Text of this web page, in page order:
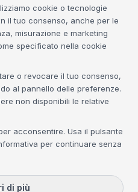
dal mondo MSP.
Iscriviti
— REA VE-368395 — Cap.
Tutti i diritti riservati.
cookie o tecnologie
il tuo consenso, anche per le
misurazione e marketing
specificato nella cookie
o revocare il tuo consenso,
al pannello delle preferenze.
non disponibili le relative
acconsentire. Usa il pulsante
per continuare senza
di più